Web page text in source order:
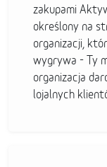
zakupami
określony na
organizacji,
wygrywa - Ty
organizacja
lojalnych